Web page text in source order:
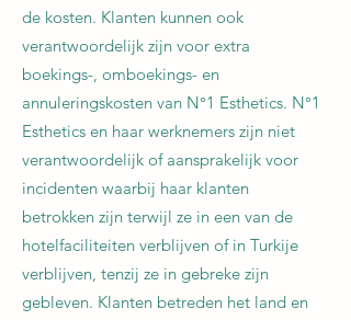
de kosten. Klanten kunnen ook
verantwoordelijk zijn voor extra
boekings-, omboekings- en
annuleringskosten van N°1 Esthetics. N°1
Esthetics en haar werknemers zijn niet
verantwoordelijk of aansprakelijk voor
incidenten waarbij haar klanten
betrokken zijn terwijl ze in een van de
hotelfaciliteiten verblijven of in Turkije
verblijven, tenzij ze in gebreke zijn
gebleven. Klanten betreden het land en